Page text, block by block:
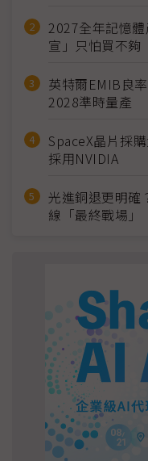
2027全年記憶
宣」只怕買不夠
英特爾EMIB良
2028準時量產
SpaceX晶片採
採用NVIDIA
光進銅退更明
線「最終戰場」